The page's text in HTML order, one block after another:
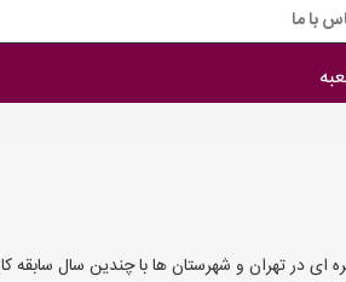
با ما
ای در تهران و شهرستان ها با چندین سال